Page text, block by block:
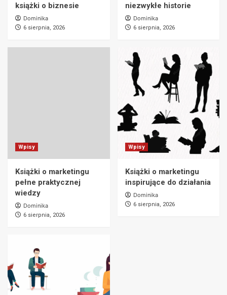
książki o biznesie
Dominika
6 sierpnia, 2026
niezwykłe historie
Dominika
6 sierpnia, 2026
Wpisy
Książki o marketingu
pełne praktycznej
wiedzy
Dominika
6 sierpnia, 2026
Wpisy
Książki o marketingu
inspirujące do działania
Dominika
6 sierpnia, 2026